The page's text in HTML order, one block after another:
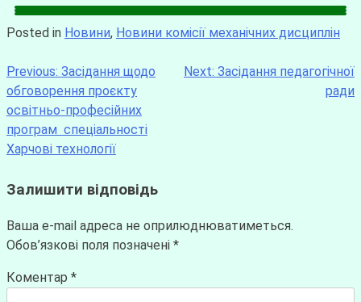
Posted in Новини, Новини комісії механічних дисциплін
Previous: Засідання щодо
обговорення проєкту
освітньо-професійних
програм спеціальності
Харчові технології
Next: Засідання педагогічної
ради
Залишити відповідь
Ваша e-mail адреса не оприлюднюватиметься.
Обов’язкові поля позначені *
Коментар *